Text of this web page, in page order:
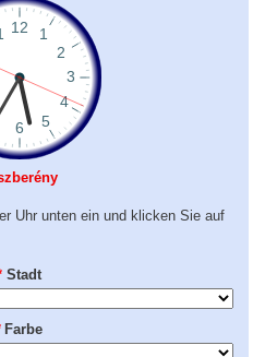
Uhr unten ein und klicken Sie auf
Stadt
Farbe